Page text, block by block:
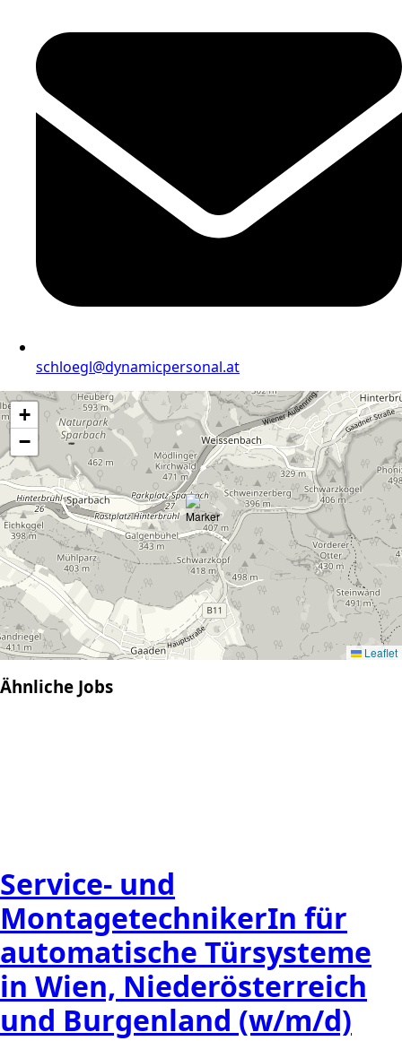
schloegl@dynamicpersonal.at
+
−
Leaflet
Ähnliche Jobs
Service- und
MontagetechnikerIn für
automatische Türsysteme
in Wien, Niederösterreich
und Burgenland (w/m/d)